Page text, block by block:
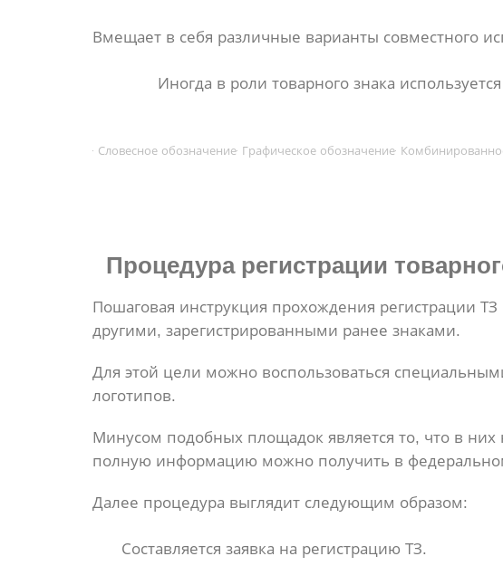
Вмещает в себя различные варианты совместного
Иногда в роли товарного знака
Словесное обозначение Графическое обозначение
Процедура регистрации
Пошаговая инструкция прохождения регистрации
другими, зарегистрированными ранее знаками.
Для этой цели можно воспользоваться
логотипов.
Минусом подобных площадок является то, что в
полную информацию можно получить в
Далее процедура выглядит следующим образом:
Составляется заявка на регистрацию ТЗ.